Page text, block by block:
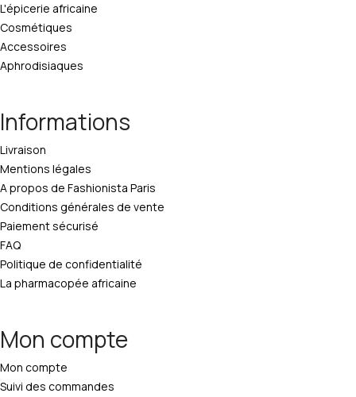
L'épicerie africaine
Cosmétiques
Accessoires
Aphrodisiaques
Informations
Livraison
Mentions légales
A propos de Fashionista Paris
Conditions générales de vente
Paiement sécurisé
FAQ
Politique de confidentialité
La pharmacopée africaine
Mon compte
Mon compte
Suivi des commandes